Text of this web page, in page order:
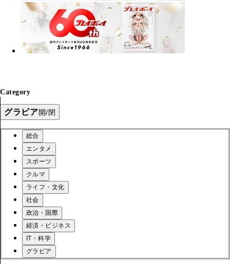
Category
グラビア開/閉
総合
エンタメ
スポーツ
クルマ
ライフ・文化
社会
政治・国際
経済・ビジネス
IT・科学
グラビア